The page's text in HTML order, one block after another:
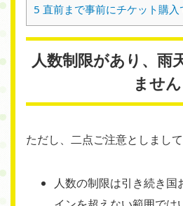
5 直前まで事前にチケット購入
人数制限があり、雨
ません
ただし、二点ご注意としまして
人数の制限は引き続き国